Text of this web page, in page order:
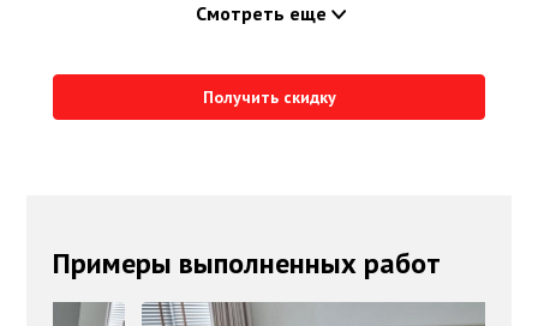
Смотреть еще
Получить скидку
Примеры выполненных работ